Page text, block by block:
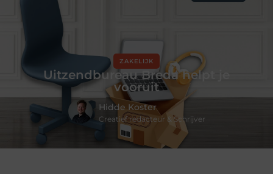
ZAKELIJK
Uitzendbureau Breda helpt je
vooruit
Hidde Koster
Creatief redacteur & Schrijver